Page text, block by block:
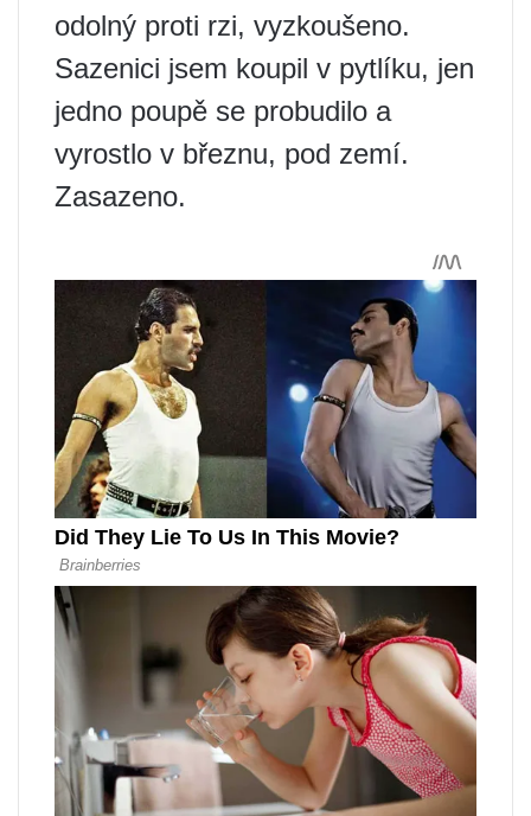
odolný proti rzi, vyzkoušeno.
Sazenici jsem koupil v pytlíku, jen
jedno poupě se probudilo a
vyrostlo v březnu, pod zemí.
Zasazeno.